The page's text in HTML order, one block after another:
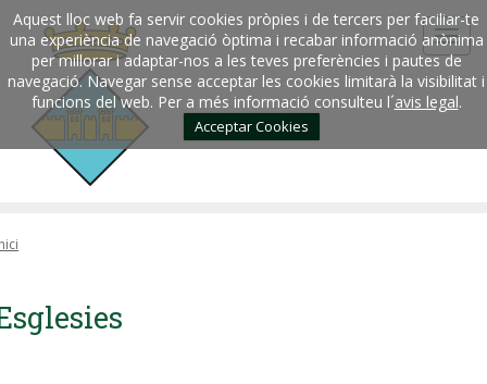
Aquest lloc web fa servir cookies pròpies i de tercers per faciliar-te
una experiència de navegació òptima i recabar informació anònima
per millorar i adaptar-nos a les teves preferències i pautes de
navegació. Navegar sense acceptar les cookies limitarà la visibilitat i
funcions del web. Per a més informació consulteu l´avis legal.
Acceptar Cookies